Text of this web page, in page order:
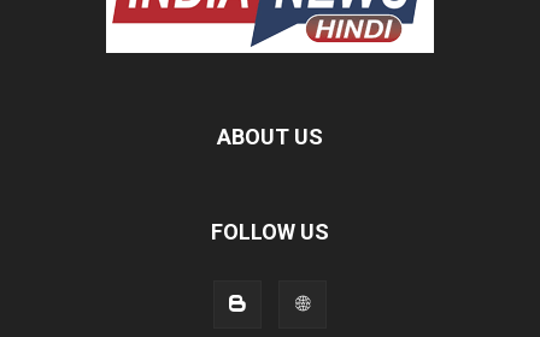
ABOUT US
FOLLOW US